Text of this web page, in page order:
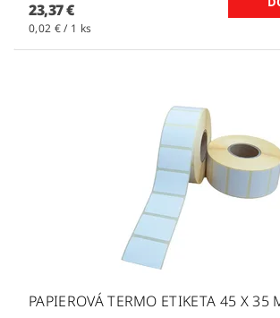
23,37 €
0,02 € / 1 ks
PAPIEROVÁ TERMO ETIKETA 45 X 35